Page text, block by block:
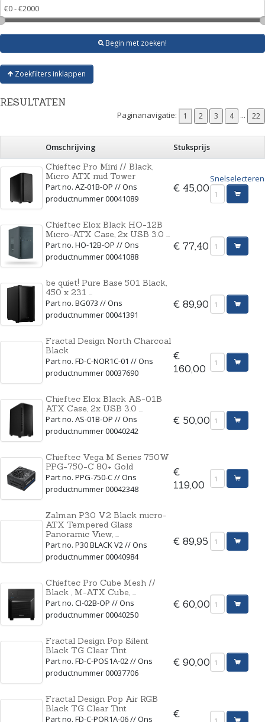
Begin met zoeken!
Zoekfilters inklappen
RESULTATEN
Paginanavigatie: ...
Omschrijving
Stuksprijs
Chieftec Pro Mini // Black,
Micro ATX mid Tower
Part no. AZ-01B-OP // Ons
productnummer 00041089
€ 45,00
Snelselecteren
Chieftec Elox Black HO-12B
Micro-ATX Case, 2x USB 3.0 ...
Part no. HO-12B-OP // Ons
productnummer 00041088
€ 77,40
be quiet! Pure Base 501 Black,
450 x 231 ...
Part no. BG073 // Ons
productnummer 00041391
€ 89,90
Fractal Design North Charcoal
Black
Part no. FD-C-NOR1C-01 // Ons
productnummer 00037690
€
160,00
Chieftec Elox Black AS-01B
ATX Case, 2x USB 3.0 ...
Part no. AS-01B-OP // Ons
productnummer 00040242
€ 50,00
Chieftec Vega M Series 750W
PPG-750-C 80+ Gold
Part no. PPG-750-C // Ons
productnummer 00042348
€
119,00
Zalman P30 V2 Black micro-
ATX Tempered Glass
Panoramic View, ...
Part no. P30 BLACK V2 // Ons
productnummer 00040984
€ 89,95
Chieftec Pro Cube Mesh //
Black , M-ATX Cube, ...
Part no. CI-02B-OP // Ons
productnummer 00040250
€ 60,00
Fractal Design Pop Silent
Black TG Clear Tint
Part no. FD-C-POS1A-02 // Ons
productnummer 00037706
€ 90,00
Fractal Design Pop Air RGB
Black TG Clear Tint
Part no. FD-C-POR1A-06 // Ons
€